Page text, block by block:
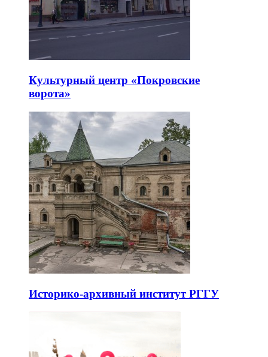
Культурный центр «Покровские
ворота»
Историко-архивный институт РГГУ